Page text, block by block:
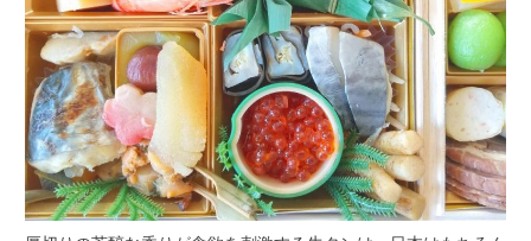
で
広
が
る
食
卓
の
新
風